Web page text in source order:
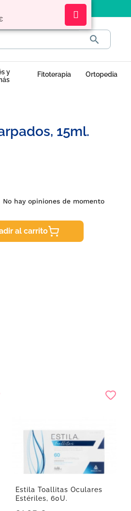

y
Fitoterapia Ortopedia
15ml.
No hay opiniones de momento
al carrito
Estila Toallitas Oculares
Estériles, 60U.